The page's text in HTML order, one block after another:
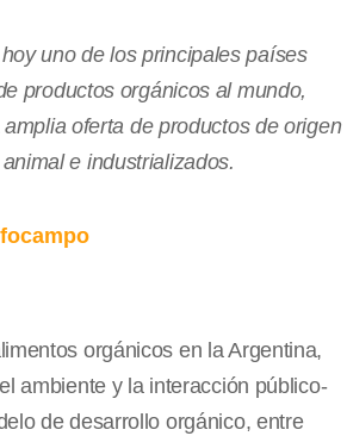
uno de los principales países
productos orgánicos al mundo,
oferta de productos de origen
e industrializados.
orgánicos en la Argentina,
ambiente y la interacción público-
de desarrollo orgánico, entre